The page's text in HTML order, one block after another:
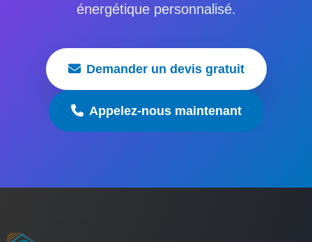
énergétique personnalisé.
Demander un devis gratuit
Appelez-nous maintenant